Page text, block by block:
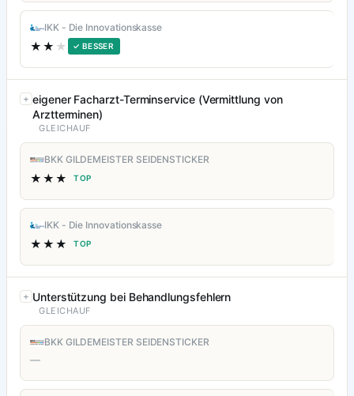
IKK - Die Innovationskasse
★★ ★ ✓ BESSER
eigener Facharzt-Terminservice (Vermittlung von
Arztterminen)
GLEICHAUF
BKK GILDEMEISTER SEIDENSTICKER
★★★ TOP
IKK - Die Innovationskasse
★★★ TOP
Unterstützung bei Behandlungsfehlern
GLEICHAUF
BKK GILDEMEISTER SEIDENSTICKER
—